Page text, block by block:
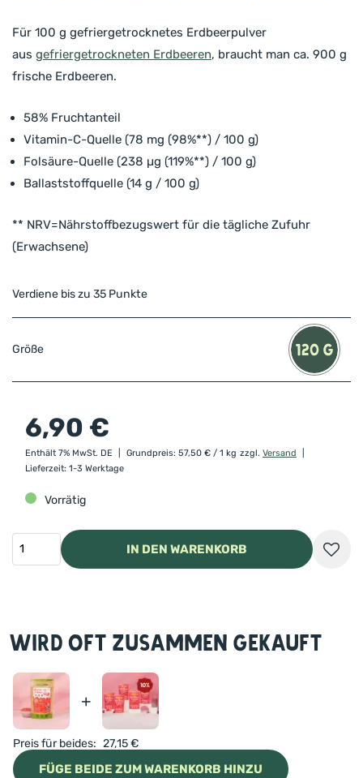
Für 100 g gefriergetrocknetes Erdbeerpulver
aus gefriergetrockneten Erdbeeren, braucht man ca. 900 g
frische Erdbeeren.
58% Fruchtanteil
Vitamin-C-Quelle (78 mg (98%**) / 100 g)
Folsäure-Quelle (238 µg (119%**) / 100 g)
Ballaststoffquelle (14 g / 100 g)
** NRV=Nährstoffbezugswert für die tägliche Zufuhr
(Erwachsene)
Verdiene bis zu 35 Punkte
Größe
6,90 €
Enthält 7% MwSt. DE Grundpreis: 57,50 € / 1 kg zzgl. Versand
Lieferzeit: 1-3 Werktage
Vorrätig
IN DEN WARENKORB
Wird oft zusammen gekauft
+
Preis für beides: 27,15€
FÜGE BEIDE ZUM WARENKORB HINZU